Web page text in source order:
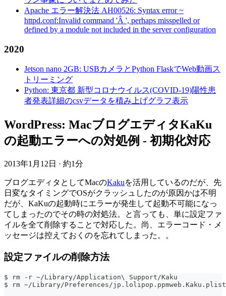
Apache エラー解決法 AH00526: Syntax error ~
httpd.conf:Invalid command 'Â ', perhaps misspelled or
defined by a module not included in the server configuration
2020
Jetson nano 2GB: USBカメラとPython FlaskでWeb動画ス
トリーミング
Python: 東京都 新型コロナウイルス(COVID-19)陽性患
者発表詳細のcsvデータを積み上げグラフ表示
WordPress: MacブログエディタKaKu
の起動エラーへの対処例 - 初期化対応
2013年1月12日 · 約1分
ブログエディタとしてMacのKakuを活用しているのだが、先
日変なタイミングでOSがクラッシュしたのが原因かは不明
だが、KaKuの起動時にエラーが発生して起動不可能になっ
てしまったのでその時の対処法。と言っても、単に設定ファ
イルを全て削除することで対応した。尚、エラーコード・メ
ッセージは控えておくのを忘れてしまった。。
設定ファイルの削除方法
$ rm -r ~/Library/Application\ Support/Kaku
$ rm ~/Library/Preferences/jp.lolipop.ppmweb.Kaku.plist